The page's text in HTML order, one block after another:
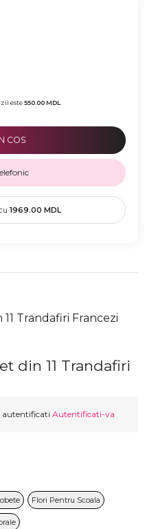
este550.00MDL
COS
1969.00 MDL
Trandafiri Francezi
din 11 Trandafiri
autentificati Autentificati-va
Flori Pentru Scoala